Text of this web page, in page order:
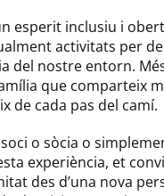
esperit inclusiu i
activitats per
del nostre entorn.
que comparteix
de cada pas del camí.
o sòcia o
experiència, et
des d’una nova